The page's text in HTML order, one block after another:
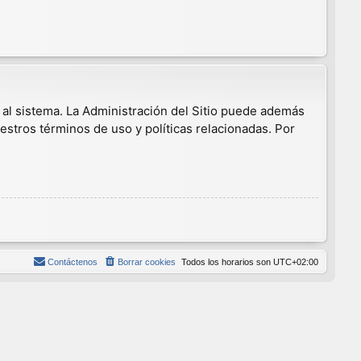
sistema. La Administración del Sitio puede además
términos de uso y políticas relacionadas. Por
Todos los horarios son UTC+02:00
Borrar cookies
Contáctenos